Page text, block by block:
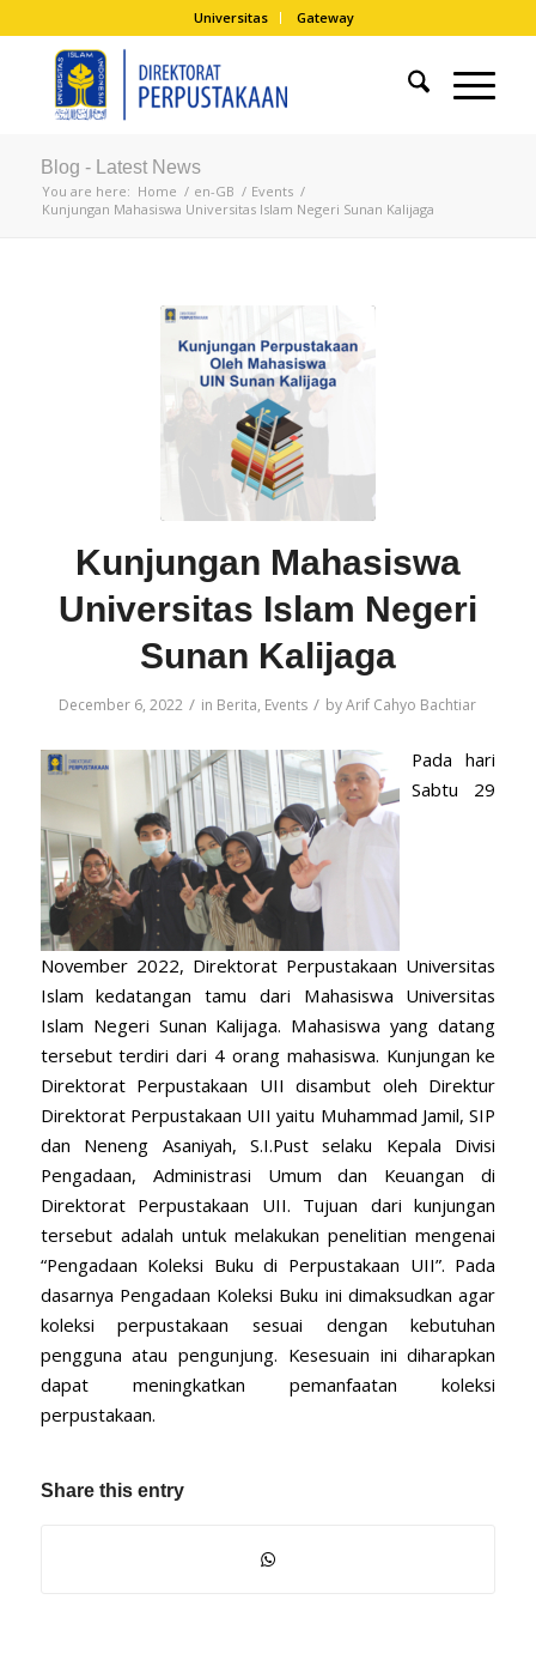
Universitas Gateway
Blog - Latest News
You are here: Home / en-GB / Events /
Kunjungan Mahasiswa Universitas Islam Negeri Sunan Kalijaga
Kunjungan Mahasiswa
Universitas Islam Negeri
Sunan Kalijaga
December 6, 2022 / in Berita, Events / byArif Cahyo Bachtiar
Pada hari
Sabtu 29
November 2022, Direktorat Perpustakaan Universitas
Islam kedatangan tamu dari Mahasiswa Universitas
Islam Negeri Sunan Kalijaga. Mahasiswa yang datang
tersebut terdiri dari 4 orang mahasiswa. Kunjungan ke
Direktorat Perpustakaan UII disambut oleh Direktur
Direktorat Perpustakaan UII yaitu Muhammad Jamil, SIP
dan Neneng Asaniyah, S.I.Pust selaku Kepala Divisi
Pengadaan, Administrasi Umum dan Keuangan di
Direktorat Perpustakaan UII. Tujuan dari kunjungan
tersebut adalah untuk melakukan penelitian mengenai
“Pengadaan Koleksi Buku di Perpustakaan UII”. Pada
dasarnya Pengadaan Koleksi Buku ini dimaksudkan agar
koleksi perpustakaan sesuai dengan kebutuhan
pengguna atau pengunjung. Kesesuain ini diharapkan
dapat meningkatkan pemanfaatan koleksi
perpustakaan.
Share this entry